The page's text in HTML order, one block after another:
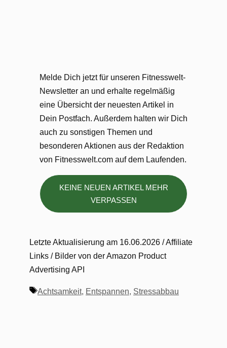
Melde Dich jetzt für unseren Fitnesswelt-
Newsletter an und erhalte regelmäßig
eine Übersicht der neuesten Artikel in
Dein Postfach. Außerdem halten wir Dich
auch zu sonstigen Themen und
besonderen Aktionen aus der Redaktion
von Fitnesswelt.com auf dem Laufenden.
KEINE NEUEN ARTIKEL MEHR
VERPASSEN
Letzte Aktualisierung am 16.06.2026 / Affiliate
Links / Bilder von der Amazon Product
Advertising API
Schlagwörter
Achtsamkeit, Entspannen, Stressabbau